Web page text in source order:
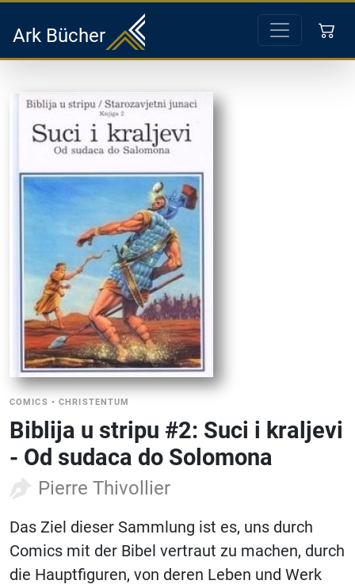
Ark Bücher
COMICS •CHRISTENTUM
Biblija u stripu #2: Suci i kraljevi
- Od sudaca do Solomona
Pierre Thivollier
Das Ziel dieser Sammlung ist es, uns durch
Comics mit der Bibel vertraut zu machen, durch
die Hauptfiguren, von deren Leben und Werk